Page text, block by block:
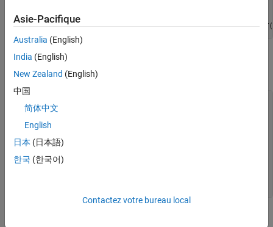
idx3 = T < neigh(:,3);
neigh = [T(idx1) neigh(idx1,1); T(idx2) neigh(idx2,2);
Plot the domain triangles in green, the domain boundary in blue,
and the medial axis in red.
clf
triplot(tr,
hold on
axis([-10 310 -10 310])
axis
equal
plot(x(Constraints'),y(Constraints'),
Asie-Pacifique
Australia (English)
India (English)
New Zealand (English)
中国
简体中文
English
日本 (日本語)
한국 (한국어)
Contactez votre bureau local